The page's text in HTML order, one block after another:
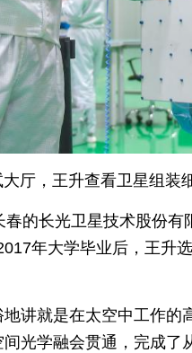
厅，王升查看卫星组装
的长光卫星技术股份
年大学毕业后，王升
讲就是在太空中工作
光学融会贯通，完成了